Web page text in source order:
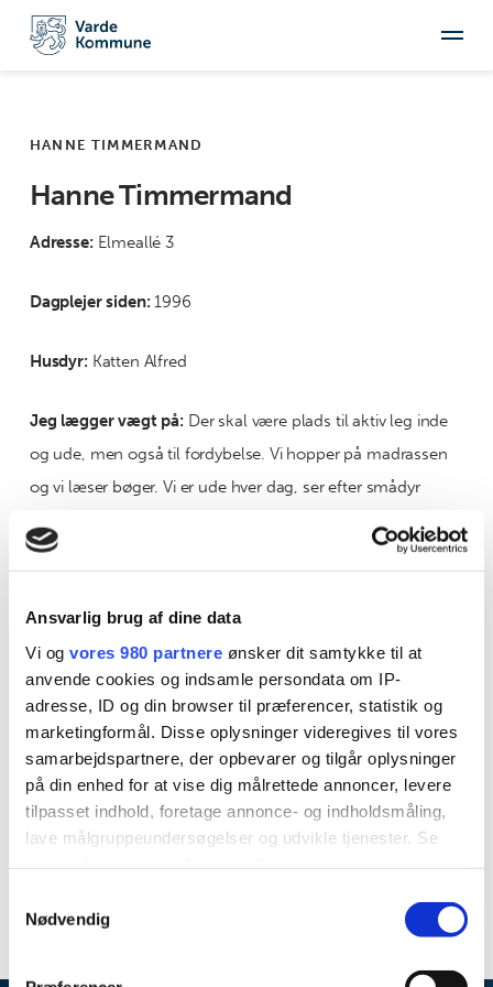
Ansvarlig brug af dine data
Vi og vores 980 partnere ønsker dit samtykke til at
anvende cookies og indsamle persondata om IP-
adresse, ID og din browser til præferencer, statistik og
marketingformål. Disse oplysninger videregives til vores
samarbejdspartnere, der opbevarer og tilgår oplysninger
på din enhed for at vise dig målrettede annoncer, levere
tilpasset indhold, foretage annonce- og indholdsmåling,
lave målgruppeundersøgelser og udvikle tjenester. Se
tilbage eller ændre indstillinger fra vores
"Cookiedeklaration", eller ved at trykke på "Privacy
Nødvendig
HANNE TIMMERMAND
Hanne Timmermand
Adresse: Elmeallé 3
Dagplejer siden:1996
Husdyr: Katten Alfred
Jeg lægger vægt på: Der skal være plads til aktiv leg inde
og ude, men også til fordybelse. Vi hopper på madrassen
og vi læser bøger. Vi er ude hver dag, ser efter smådyr
tur til skoven, legepladsen eller et andet spændende sted.
udvikle sig. At vi har en åben, tillidsfuld og positiv dialog.